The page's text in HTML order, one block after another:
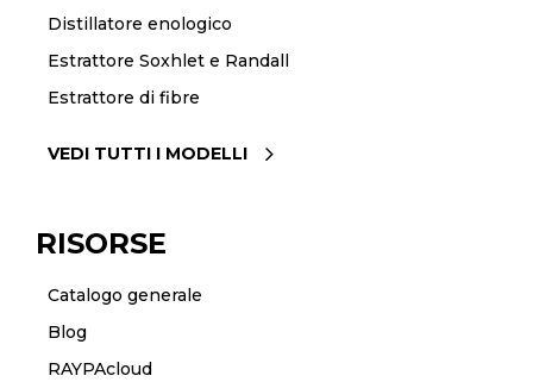
Distillatore enologico
Estrattore Soxhlet e Randall
Estrattore di fibre
VEDI TUTTI I MODELLI
RISORSE
Catalogo generale
Blog
RAYPAcloud